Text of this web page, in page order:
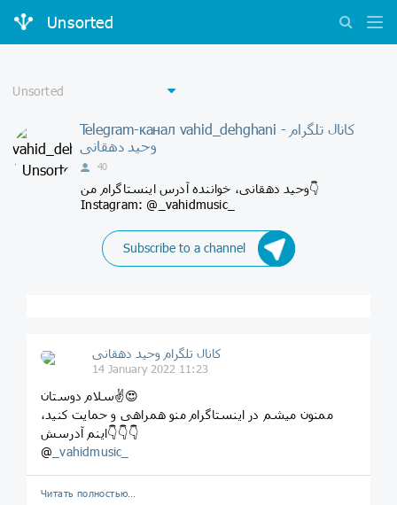
Unsorted
Telegram-канал vahid_dehghani - کانال تلگرام
وحید دهقانی
40
وحید دهقانی، خواننده آدرس اینستاگرام من👇
Instagram: @_vahidmusic_
Subscribe to a channel
کانال تلگرام وحید دهقانی
14 January 2022 11:23
سلام دوستان✌😍
ممنون میشم در اینستاگرام منو همراهی و حمایت کنید،
اینم آدرسش👇👇👇
@ _vahidmusic_
Читать полностью…